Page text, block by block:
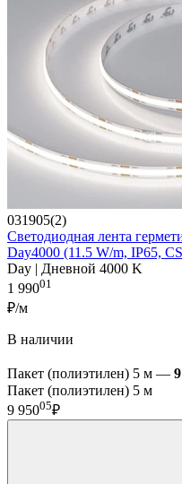
031905(2)
Светодиодная лента
Day4000 (11.5 W/m, IP65,
Day | Дневной 4000 K
1 99001
₽/м
В наличии
Пакет (полиэтилен) 5 м —
Пакет (полиэтилен) 5 м
9 95005₽